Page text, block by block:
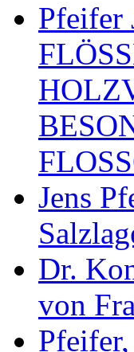
Pfeifer
Jens
Dr.
von